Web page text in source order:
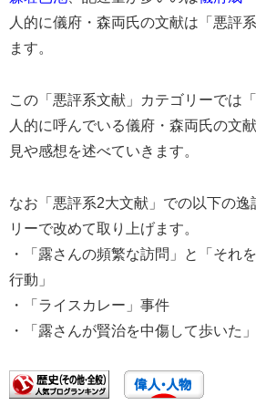
人的に儀府・森両氏の文献は「悪評
ます。
この「悪評系文献」カテゴリーでは
人的に呼んでいる儀府・森両氏の文
見や感想を述べていきます。
なお「悪評系2大文献」での以下の
リーで改めて取り上げます。
・「露さんの頻繁な訪問」と「それ
行動」
・「ライスカレー」事件
・「露さんが賢治を中傷して歩いた